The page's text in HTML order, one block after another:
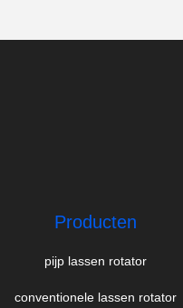
Producten
pijp lassen rotator
conventionele lassen rotator